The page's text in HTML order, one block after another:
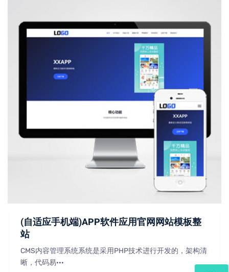
(自适应手机端)APP软件应用官网网站模板整
站
CMS内容管理系统系统是采用PHP技术进行开发的，架构清
晰，代码易···